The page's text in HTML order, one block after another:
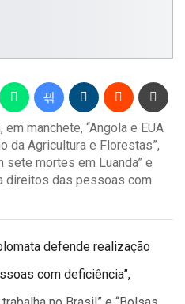
manchete, “Angola e EUA
da Agricultura e Florestas”,
sete mortes em Luanda” e
direitos das pessoas com
defende realização
com deficiência”,